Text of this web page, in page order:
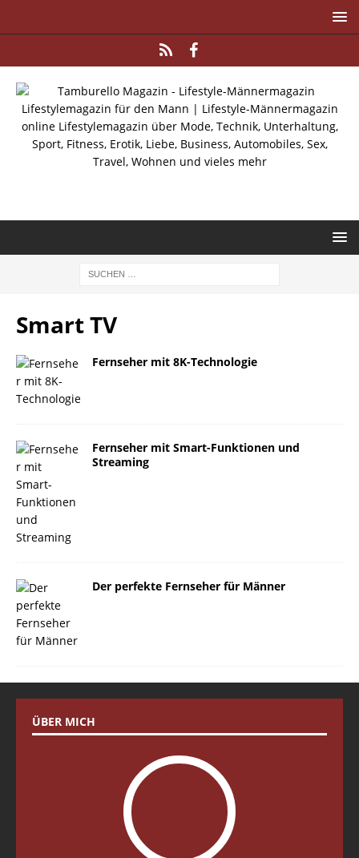
Smart TV
Fernseher mit 8K-Technologie
Fernseher mit Smart-Funktionen und
Streaming
Der perfekte Fernseher für Männer
ÜBER MICH